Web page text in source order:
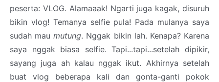
peserta: VLOG. Alamaaak! Ngarti juga kagak, disuruh
bikin vlog! Temanya selfie pula! Pada mulanya saya
sudah maumutung. Nggak bikin lah. Kenapa? Karena
saya nggak biasa selfie. Tapi...tapi...setelah dipikir,
sayang juga ah kalau nggak ikut. Akhirnya setelah
buat vlog beberapa kali dan gonta-ganti pokok